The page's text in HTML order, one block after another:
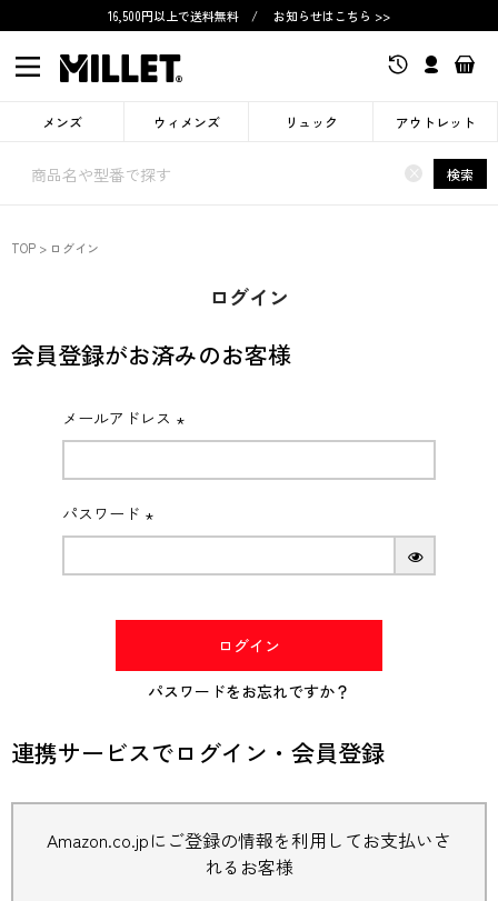
16,500円以上で送料無料 / お知らせはこちら >>
メンズ ウィメンズ リュック アウトレット
× 検索
TOP ログイン
ログイン
会員登録がお済みのお客様
メールアドレス
(必
パスワード
(必
ログイン
パスワードをお忘れですか？
連携サービスでログイン・会員登録
Amazon.co.jpにご登録の情報を利用してお支払いさ
れるお客様